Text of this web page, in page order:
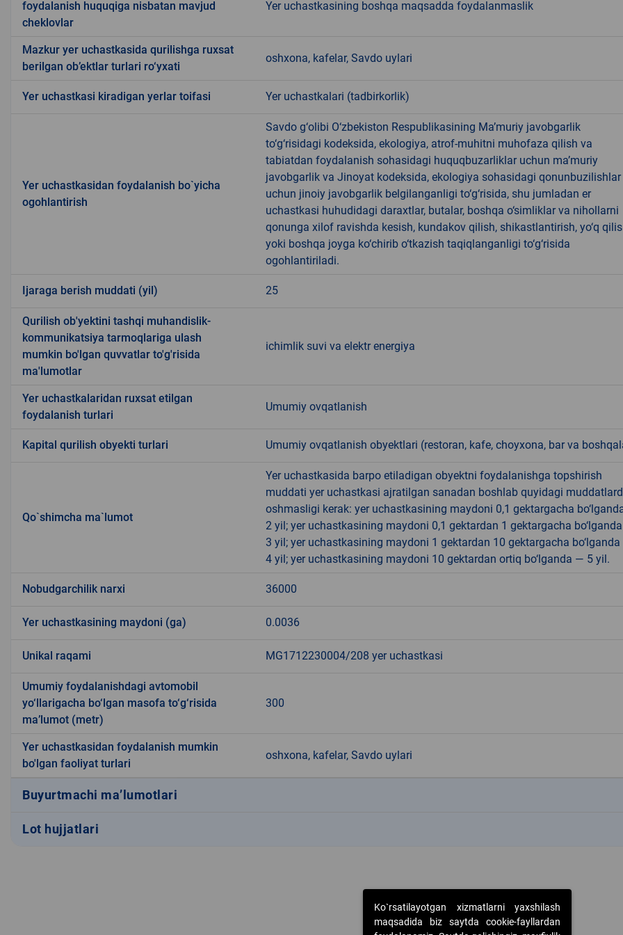
foydalanish huquqiga nisbatan mavjud
cheklovlar
Yer uchastkasining boshqa maqsadda foydalanmaslik
Mazkur yer uchastkasida qurilishga ruxsat
berilgan ob’ektlar turlari ro‘yxati
oshxona, kafelar, Savdo uylari
Yer uchastkasi kiradigan yerlar toifasi Yer uchastkalari (tadbirkorlik)
Yer uchastkasidan foydalanish bo`yicha
ogohlantirish
Savdo g‘olibi O‘zbekiston Respublikasining Ma’muriy javobgarlik
to‘g‘risidagi kodeksida, ekologiya, atrof-muhitni muhofaza qilish va
tabiatdan foydalanish sohasidagi huquqbuzarliklar uchun ma’muriy
javobgarlik va Jinoyat kodeksida, ekologiya sohasidagi qonunbuzilishlar
uchun jinoiy javobgarlik belgilanganligi to‘g‘risida, shu jumladan er
uchastkasi huhudidagi daraxtlar, butalar, boshqa o‘simliklar va nihollarni
qonunga xilof ravishda kesish, kundakov qilish, shikastlantirish, yo‘q
yoki boshqa joyga ko‘chirib o‘tkazish taqiqlanganligi to‘g‘risida
ogohlantiriladi.
Ijaraga berish muddati (yil) 25
Qurilish ob'yektini tashqi muhandislik-
kommunikatsiya tarmoqlariga ulash
mumkin bo'lgan quvvatlar to'g'risida
ma'lumotlar
ichimlik suvi va elektr energiya
Yer uchastkalaridan ruxsat etilgan
foydalanish turlari
Umumiy ovqatlanish
Kapital qurilish obyekti turlari Umumiy ovqatlanish obyektlari (restoran, kafe, choyxona, bar va
Qo`shimcha ma`lumot
Yer uchastkasida barpo etiladigan obyektni foydalanishga topshirish
muddati yer uchastkasi ajratilgan sanadan boshlab quyidagi
oshmasligi kerak: yer uchastkasining maydoni 0,1 gektargacha
2 yil; yer uchastkasining maydoni 0,1 gektardan 1 gektargacha
3 yil; yer uchastkasining maydoni 1 gektardan 10 gektargacha
4 yil; yer uchastkasining maydoni 10 gektardan ortiq bo‘lganda — 5 yil.
Nobudgarchilik narxi 36000
Yer uchastkasining maydoni (ga) 0.0036
Unikal raqami MG1712230004/208 yer uchastkasi
Umumiy foydalanishdagi avtomobil
yo‘llarigacha bo‘lgan masofa to‘g‘risida
ma’lumot (metr)
300
Yer uchastkasidan foydalanish mumkin
bo'lgan faoliyat turlari
oshxona, kafelar, Savdo uylari
Buyurtmachi ma’lumotlari
Lot hujjatlari
Ko`rsatilayotgan xizmatlarni yaxshilash
maqsadida biz saytda cookie-fayllardan